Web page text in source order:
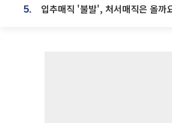
5. 입추매직 '불발', 처서매직은 올까